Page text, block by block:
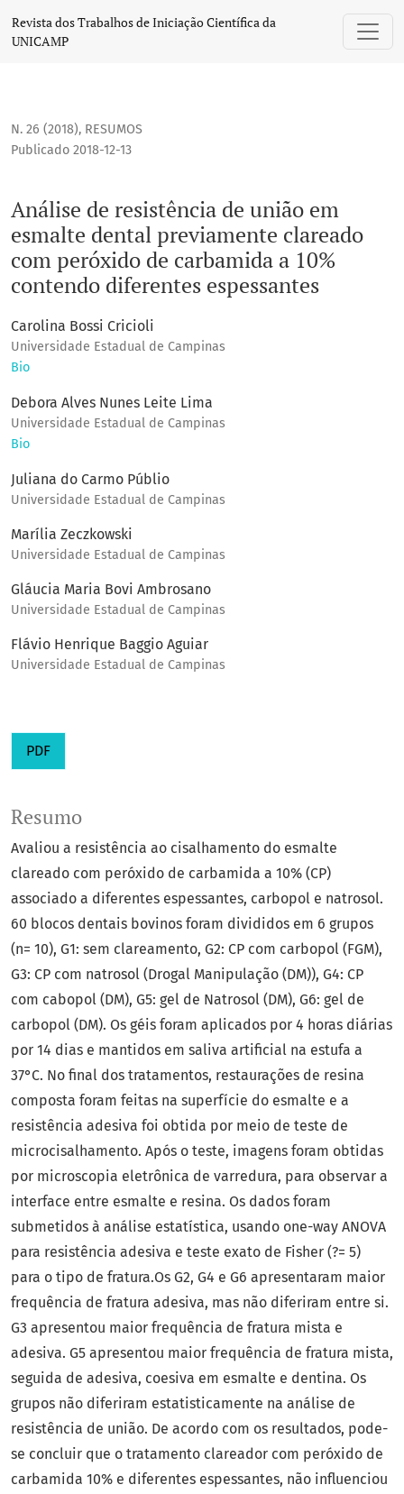
Análise de resistência de união em esmalte dental
Revista dos Trabalhos de Iniciação Científica da
UNICAMP
N. 26 (2018), RESUMOS
Análise de resistência de união em
esmalte dental previamente clareado
com peróxido de carbamida a 10%
contendo diferentes espessantes
Publicado 2018-12-13
Carolina Bossi Cricioli
Universidade Estadual de Campinas
Bio
Debora Alves Nunes Leite Lima
Universidade Estadual de Campinas
Bio
Juliana do Carmo Públio
Universidade Estadual de Campinas
Marília Zeczkowski
Universidade Estadual de Campinas
Gláucia Maria Bovi Ambrosano
Universidade Estadual de Campinas
Flávio Henrique Baggio Aguiar
Universidade Estadual de Campinas
PDF
Resumo
Avaliou a resistência ao cisalhamento do esmalte
clareado com peróxido de carbamida a 10% (CP)
associado a diferentes espessantes, carbopol e natrosol.
60 blocos dentais bovinos foram divididos em 6 grupos
(n= 10), G1: sem clareamento, G2: CP com carbopol (FGM),
G3: CP com natrosol (Drogal Manipulação (DM)), G4: CP
com cabopol (DM), G5: gel de Natrosol (DM), G6: gel de
carbopol (DM). Os géis foram aplicados por 4 horas diárias
por 14 dias e mantidos em saliva artificial na estufa a
37°C. No final dos tratamentos, restaurações de resina
composta foram feitas na superfície do esmalte e a
resistência adesiva foi obtida por meio de teste de
microcisalhamento. Após o teste, imagens foram obtidas
por microscopia eletrônica de varredura, para observar a
interface entre esmalte e resina. Os dados foram
submetidos à análise estatística, usando one-way ANOVA
para resistência adesiva e teste exato de Fisher (?= 5)
para o tipo de fratura.Os G2, G4 e G6 apresentaram maior
frequência de fratura adesiva, mas não diferiram entre si.
G3 apresentou maior frequência de fratura mista e
adesiva. G5 apresentou maior frequência de fratura mista,
seguida de adesiva, coesiva em esmalte e dentina. Os
grupos não diferiram estatisticamente na análise de
resistência de união. De acordo com os resultados, pode-
se concluir que o tratamento clareador com peróxido de
carbamida 10% e diferentes espessantes, não influenciou